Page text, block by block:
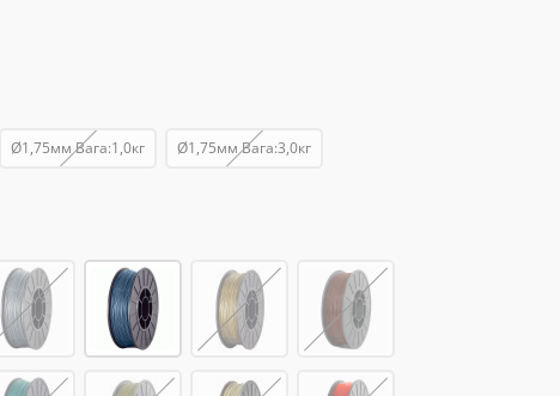
Ø1,75мм Вага:1,0кг Ø1,75мм Вага:3,0кг